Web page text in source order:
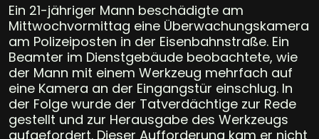
Ein 21-jähriger Mann beschädigte am
Mittwochvormittag eine Überwachungskamera
am Polizeiposten in der Eisenbahnstraße. Ein
Beamter im Dienstgebäude beobachtete, wie
der Mann mit einem Werkzeug mehrfach auf
eine Kamera an der Eingangstür einschlug. In
der Folge wurde der Tatverdächtige zur Rede
gestellt und zur Herausgabe des Werkzeugs
aufgefordert. Dieser Aufforderung kam er nicht